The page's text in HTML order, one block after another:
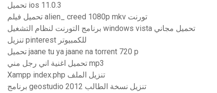
تحميل ios 11.0.3
تحميل فيلم alien_ creed 1080p mkv تورنت
برنامج التورنت لنظام التشغيل windows vista تحميل مجاني
تنزيل pinterest للكمبيوتر
تحميل jaane tu ya jaane na torrent 720 p
تحميل اغنية اني رجل مني mp3
Xampp index.php تنزيل الملف
برنامج geostudio 2012 تنزيل نسخة الطالب